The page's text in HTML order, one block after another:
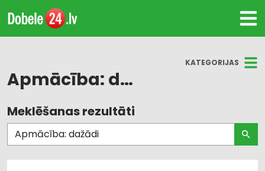
KATEGORIJAS
Apmācība: dažādi
Visas nozares
Biznesa konsultācijas, pakalpojumi
Meklēšanas rezultāti